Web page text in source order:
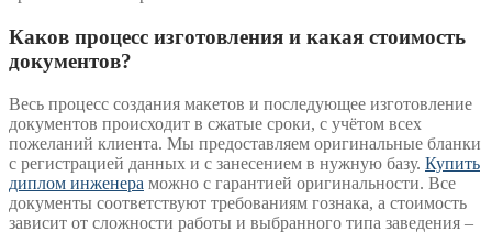
Каков процесс изготовления и какая стоимость
документов?
Весь процесс создания макетов и последующее изготовление
документов происходит в сжатые сроки, с учётом всех
пожеланий клиента. Мы предоставляем оригинальные бланки
с регистрацией данных и с занесением в нужную базу. Купить
диплом инженера можно с гарантией оригинальности. Все
документы соответствуют требованиям гознака, а стоимость
зависит от сложности работы и выбранного типа заведения –